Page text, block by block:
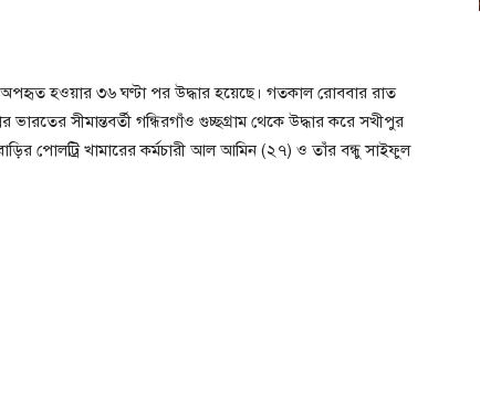
অপহৃত হওয়ার ৩৬ ঘণ্টা পর উদ্ধার হয়েছে। গতকাল রোববার রাত
সীমান্তবর্তী গন্ধিরগাঁও গুচ্ছগ্রাম থেকে উদ্ধার করে সখীপুর
পোলট্রি খামারের কর্মচারী আল আমিন (২৭) ও তাঁর বন্ধু সাইফুল